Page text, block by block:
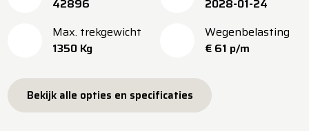
42896
2028-01-24
Max. trekgewicht
1350 Kg
Wegenbelasting
€ 61 p/m
Bekijk alle opties en specificaties